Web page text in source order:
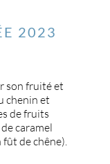
2023
son fruité et
chenin et
de fruits
caramel
de chêne).